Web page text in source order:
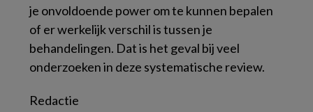
je onvoldoende power om te kunnen bepalen
of er werkelijk verschil is tussen je
behandelingen. Dat is het geval bij veel
onderzoeken in deze systematische review.
Redactie